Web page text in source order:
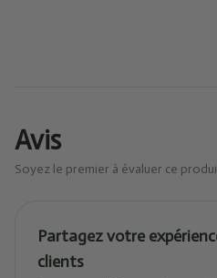
Avis
Soyez le premier à évaluer ce
Partagez votre
clients